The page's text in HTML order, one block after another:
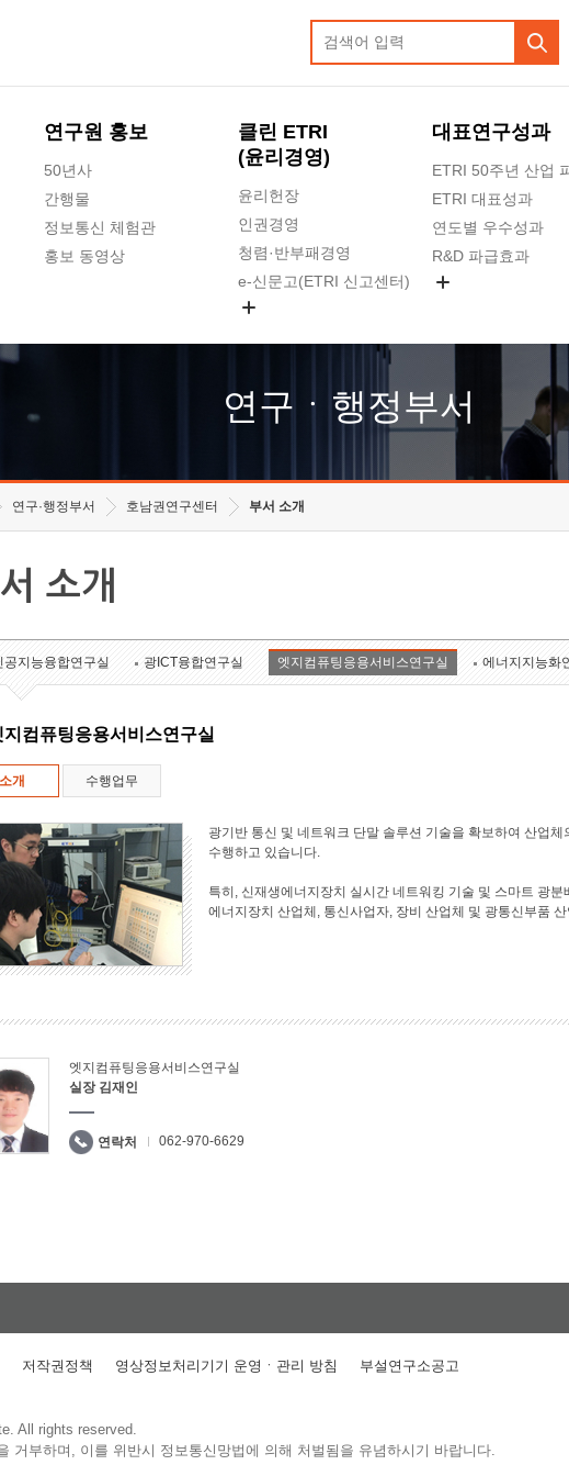
연구원 홍보
50년사
간행물
정보통신 체험관
홍보 동영상
클린 ETRI
(윤리경영)
윤리헌장
인권경영
청렴·반부패경영
e-신문고(ETRI 신고센터)
고객의소리
수의계약 현황
대표연구성과
ETRI 50주년 산업
ETRI 대표성과
연도별 우수성과
R&D 파급효과
연구ㆍ행정부서
연구·행정부서 호남권연구센터 부서 소개
소개
공지능융합연구실 광ICT융합연구실 엣지컴퓨팅응용서비스연구실 에너지지능화
지컴퓨팅응용서비스연구실
소개 수행업무
광기반 통신 및 네트워크 단말 솔루션 기술을 확보하여 산업
수행하고 있습니다.
특히, 신재생에너지장치 실시간 네트워킹 기술 및 스마트 광
에너지장치 산업체, 통신사업자, 장비 산업체 및 광통신부품
엣지컴퓨팅응용서비스연구실
실장 김재인
연락처 062-970-6629
저작권정책 영상정보처리기기 운영ㆍ관리 방침 부설연구소공고
All rights reserved.
거부하며, 이를 위반시 정보통신망법에 의해 처벌됨을 유념하시기 바랍니다.